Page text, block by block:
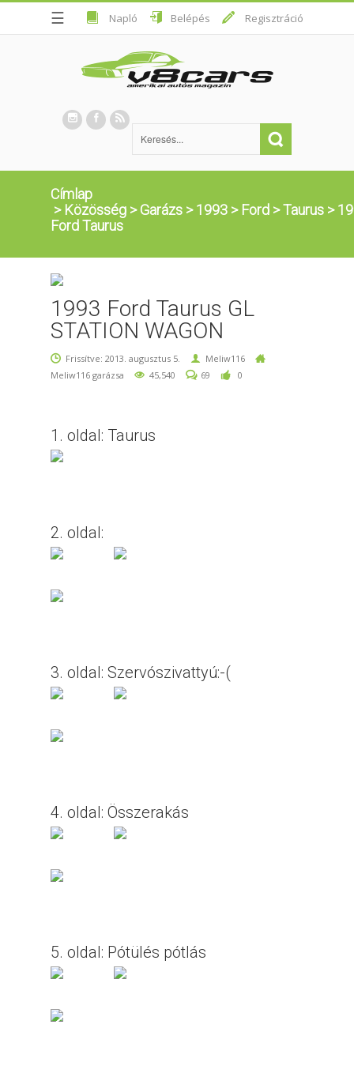
☰ Napló Belépés Regisztráció
Címlap
> Közösség >Garázs >1993 > Ford >Taurus >
Ford Taurus
1993 Ford Taurus GL
STATION WAGON
Frissítve: 2013. augusztus 5.
Meliw116
Meliw116 garázsa
45,540 69 0
1. oldal: Taurus
2. oldal:
3. oldal: Szervószivattyú:-(
4. oldal: Összerakás
5. oldal: Pótülés pótlás